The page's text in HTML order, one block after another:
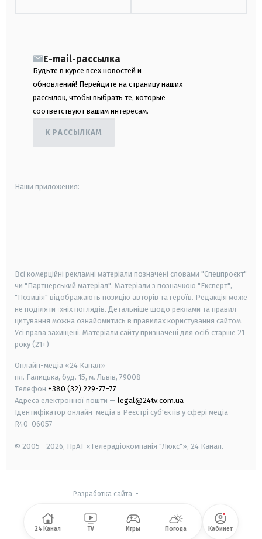
E-mail-рассылка
Будьте в курсе всех новостей и
обновлений! Перейдите на страницу наших
рассылок, чтобы выбрать те, которые
соответствуют вашим интересам.
К РАССЫЛКАМ
Наши приложения:
Всі комерційні рекламні матеріали позначені словами "Спецпроєкт"
чи "Партнерський матеріал". Матеріали з позначкою "Експерт",
"Позиція" відображають позицію авторів та героїв. Редакція може
не поділяти їхніх поглядів. Детальніше щодо реклами та правил
цитування можна ознайомитись в правилах користування сайтом.
Усі права захищені. Матеріали сайту призначені для осіб старше 21
року (21+)
Онлайн-медіа «24 Канал»
пл. Галицька, буд. 15, м. Львів, 79008
Телефон +380 (32) 229-77-77
Адреса електронної пошти — legal@24tv.com.ua
Ідентифікатор онлайн-медіа в Реєстрі суб'єктів у сфері медіа —
R40-06057
© 2005—2026, ПрАТ «Телерадіокомпанія "Люкс"», 24 Канал.
Разработка сайта -
24 Канал TV Игры Погода Кабинет